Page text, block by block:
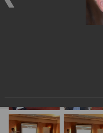
Семинар по
ТРАНСФЕРТНОМ